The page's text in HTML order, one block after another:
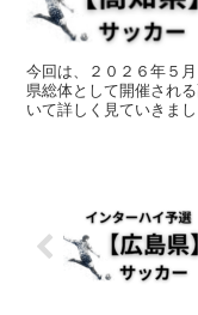
今回は、２０２６年５
県総体として開催され
いて詳しく見ていきま